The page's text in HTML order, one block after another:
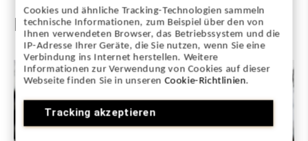
Cookies und ähnliche Tracking-Technologien sammeln
technische Informationen, zum Beispiel über den von
Ihnen verwendeten Browser, das Betriebssystem und die
IP-Adresse Ihrer Geräte, die Sie nutzen, wenn Sie eine
Verbindung ins Internet herstellen. Weitere
Informationen zur Verwendung von Cookies auf dieser
Webseite finden Sie in unserenCookie-Richtlinien.
Tracking akzeptieren
Matériaux Premium Waterproof Leather
Waterproof 1 Year Waterproof Warranty
Adhérence Spiked
Stabilité Most Stable
Amorti Firm
Découvrir la technologie